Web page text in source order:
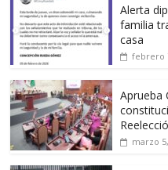
Alerta
familia
casa
febrero
Aprueba
marzo